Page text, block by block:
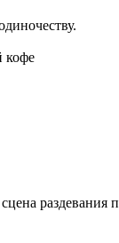
кофе
раздевания